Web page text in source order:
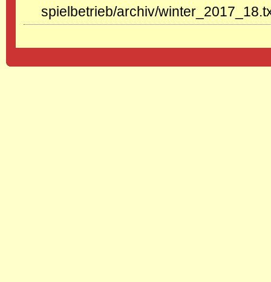
spielbetrieb/archiv/